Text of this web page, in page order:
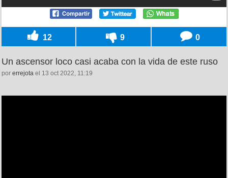
12 9 0
Un ascensor loco casi acaba con la vida de este ruso
por errejota el 13 oct 2022, 11:19